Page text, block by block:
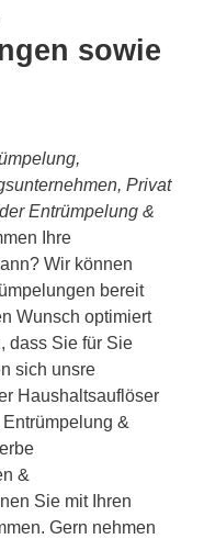
sowie
Privat
Entrümpelung &
Ihre
Wir können
bereit
Wunsch optimiert
dass Sie für Sie
sich unsre
Haushaltsauflöser
&
&
Sie mit Ihren
Gern nehmen